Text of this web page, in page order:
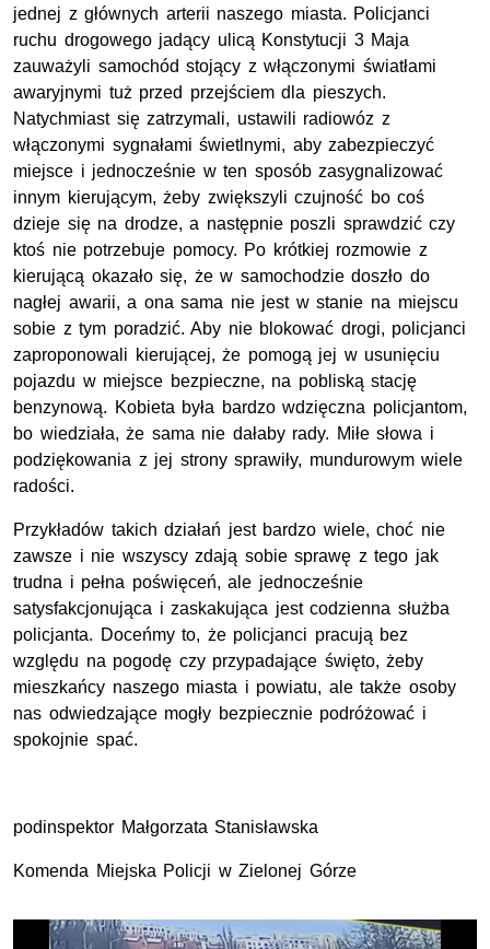
jednej z głównych arterii naszego miasta. Policjanci
ruchu drogowego jadący ulicą Konstytucji 3 Maja
zauważyli samochód stojący z włączonymi światłami
awaryjnymi tuż przed przejściem dla pieszych.
Natychmiast się zatrzymali, ustawili radiowóz z
włączonymi sygnałami świetlnymi, aby zabezpieczyć
miejsce i jednocześnie w ten sposób zasygnalizować
innym kierującym, żeby zwiększyli czujność bo coś
dzieje się na drodze, a następnie poszli sprawdzić czy
ktoś nie potrzebuje pomocy. Po krótkiej rozmowie z
kierującą okazało się, że w samochodzie doszło do
nagłej awarii, a ona sama nie jest w stanie na miejscu
sobie z tym poradzić. Aby nie blokować drogi, policjanci
zaproponowali kierującej, że pomogą jej w usunięciu
pojazdu w miejsce bezpieczne, na pobliską stację
benzynową. Kobieta była bardzo wdzięczna policjantom,
bo wiedziała, że sama nie dałaby rady. Miłe słowa i
podziękowania z jej strony sprawiły, mundurowym wiele
radości.
Przykładów takich działań jest bardzo wiele, choć nie
zawsze i nie wszyscy zdają sobie sprawę z tego jak
trudna i pełna poświęceń, ale jednocześnie
satysfakcjonująca i zaskakująca jest codzienna służba
policjanta. Doceńmy to, że policjanci pracują bez
względu na pogodę czy przypadające święto, żeby
mieszkańcy naszego miasta i powiatu, ale także osoby
nas odwiedzające mogły bezpiecznie podróżować i
spokojnie spać.
podinspektor Małgorzata Stanisławska
Komenda Miejska Policji w Zielonej Górze